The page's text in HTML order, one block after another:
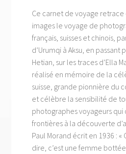
Ce carnet de voyage
images le voyage de
français, suisses et chinois,
d’Urumqi à Aksu, en passant
Hetian, sur les traces d’Ella
réalisé en mémoire de la
suisse, grande pionnière du
et célèbre la sensibilité de
photographes voyageurs qui
frontières à la découverte
Paul Morand écrit en 1936 :
dire, c’est une femme